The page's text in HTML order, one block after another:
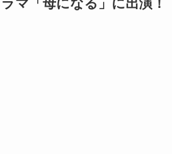
マ「母になる」に出演！